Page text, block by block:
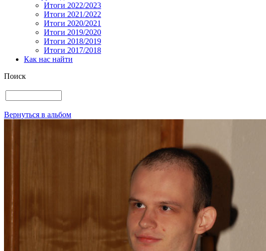
Итоги 2022/2023
Итоги 2021/2022
Итоги 2020/2021
Итоги 2019/2020
Итоги 2018/2019
Итоги 2017/2018
Как нас найти
Поиск
Вернуться в альбом